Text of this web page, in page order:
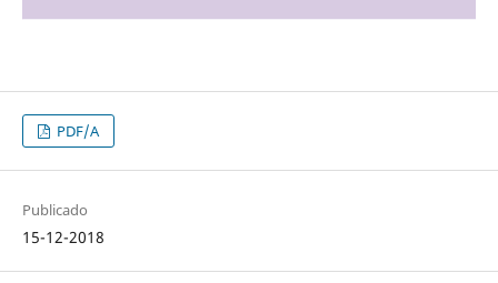
PDF/A
Publicado
15-12-2018